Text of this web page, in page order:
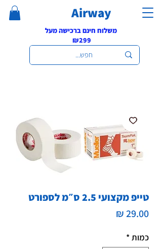
Airway
משלוח חינם ברכישה מעל
₪299
טייפ מקצועי 2.5 ס״מ לספורט
כמות*